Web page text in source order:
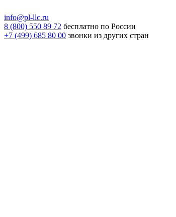
info@pl-llc.ru
8 (800) 550 89 72 бесплатно по России
+7 (499) 685 80 00 звонки из других стран